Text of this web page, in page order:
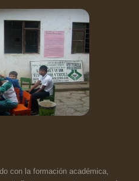
con la formación académica,